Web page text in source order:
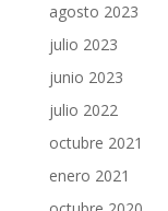
agosto 2023
julio 2023
junio 2023
julio 2022
octubre 2021
enero 2021